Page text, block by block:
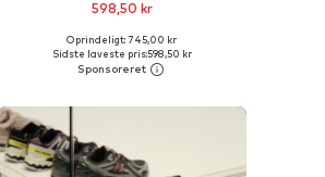
598,50 kr
Fås i mange størrelser
Føj til indkøbskurv
Oprindeligt: 745,00 kr
Sidste laveste pris:598,50 kr